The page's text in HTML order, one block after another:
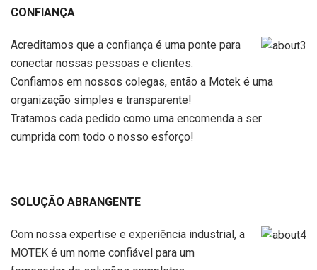
CONFIANÇA
Acreditamos que a confiança é uma ponte para
conectar nossas pessoas e clientes.
Confiamos em nossos colegas, então a Motek é uma
organização simples e transparente!
Tratamos cada pedido como uma encomenda a ser
cumprida com todo o nosso esforço!
SOLUÇÃO ABRANGENTE
Com nossa expertise e experiência industrial, a
MOTEK é um nome confiável para um